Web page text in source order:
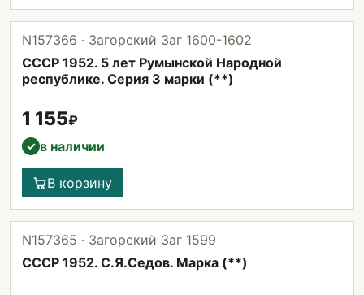
N157366 · Загорский Заг 1600-1602
СССР 1952. 5 лет Румынской Народной
республике. Серия 3 марки (**)
1 155₽
✓ в наличии
В корзину
N157365 · Загорский Заг 1599
СССР 1952. С.Я.Седов. Марка (**)